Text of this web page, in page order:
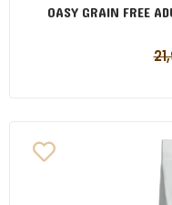
OASY GRAIN FREE